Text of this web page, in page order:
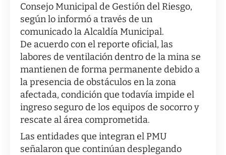
Consejo Municipal de Gestión del Riesgo,
según lo informó a través de un
comunicado la Alcaldía Municipal.
De acuerdo con el reporte oficial, las
labores de ventilación dentro de la mina se
mantienen de forma permanente debido a
la presencia de obstáculos en la zona
afectada, condición que todavía impide el
ingreso seguro de los equipos de socorro y
rescate al área comprometida.
Las entidades que integran el PMU
señalaron que continúan desplegando